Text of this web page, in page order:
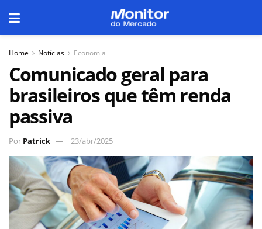
Home Notícias Economia
Comunicado geral para
brasileiros que têm renda
passiva
Por Patrick 23/abr/2025